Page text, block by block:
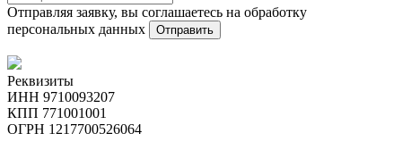
Отправляя заявку, вы соглашаетесь на обработку
персональных данных
Отправить
Реквизиты
ИНН 9710093207
КПП 771001001
ОГРН 1217700526064